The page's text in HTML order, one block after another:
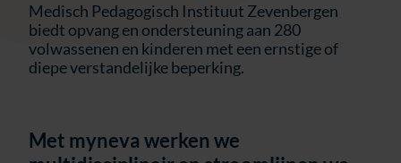
Medisch Pedagogisch Instituut Zevenbergen
biedt opvang en ondersteuning aan 280
volwassenen en kinderen met een ernstige of
diepe verstandelijke beperking.
Met myneva werken we